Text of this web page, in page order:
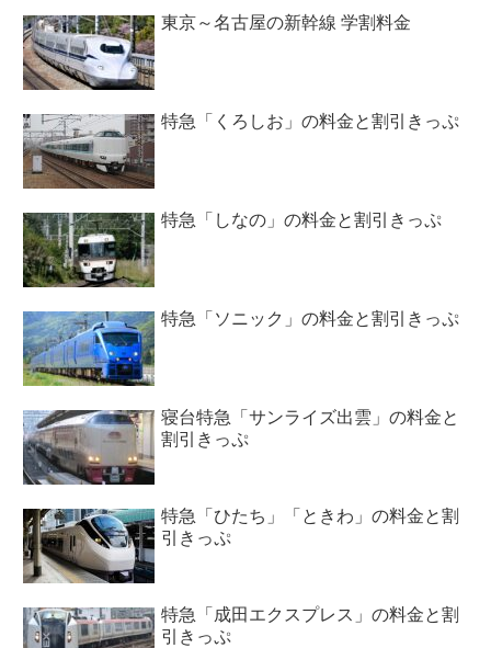
東京～名古屋の新幹線 学割料金
特急「くろしお」の料金と割引きっぷ
特急「しなの」の料金と割引きっぷ
特急「ソニック」の料金と割引きっぷ
寝台特急「サンライズ出雲」の料金と
割引きっぷ
特急「ひたち」「ときわ」の料金と割
引きっぷ
特急「成田エクスプレス」の料金と割
引きっぷ